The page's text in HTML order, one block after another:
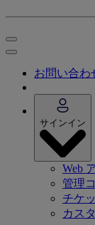
お問い合わ
サインイン
Web
管理
チケ
カス